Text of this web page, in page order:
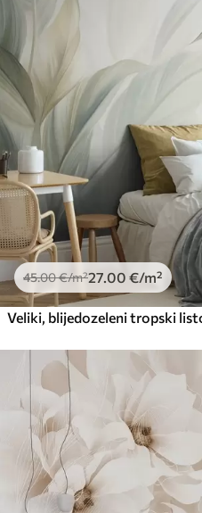
Premium
56 .67 €/m²
Premium vinil
66 40 .00 /m²
Peel and Stick
81.6749.00€/m²
45.00€/m²27 .00 €/m²